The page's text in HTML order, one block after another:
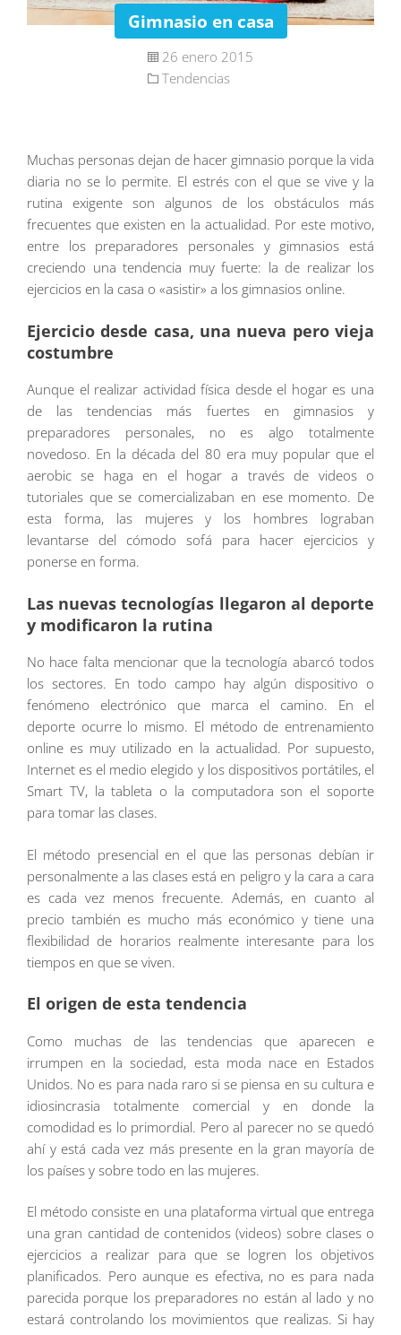
Gimnasio en casa
26 enero 2015
Tendencias
Muchas personas dejan de hacer gimnasio porque la vida
diaria no se lo permite. El estrés con el que se vive y la
rutina exigente son algunos de los obstáculos más
frecuentes que existen en la actualidad. Por este motivo,
entre los preparadores personales y gimnasios está
creciendo una tendencia muy fuerte: la de realizar los
ejercicios en la casa o «asistir» a los gimnasios online.
Ejercicio desde casa, una nueva pero vieja
costumbre
Aunque el realizar actividad física desde el hogar es una
de las tendencias más fuertes en gimnasios y
preparadores personales, no es algo totalmente
novedoso. En la década del 80 era muy popular que el
aerobic se haga en el hogar a través de videos o
tutoriales que se comercializaban en ese momento. De
esta forma, las mujeres y los hombres lograban
levantarse del cómodo sofá para hacer ejercicios y
ponerse en forma.
Las nuevas tecnologías llegaron al deporte
y modificaron la rutina
No hace falta mencionar que la tecnología abarcó todos
los sectores. En todo campo hay algún dispositivo o
fenómeno electrónico que marca el camino. En el
deporte ocurre lo mismo. El método de entrenamiento
online es muy utilizado en la actualidad. Por supuesto,
Internet es el medio elegido y los dispositivos portátiles, el
Smart TV, la tableta o la computadora son el soporte
para tomar las clases.
El método presencial en el que las personas debían ir
personalmente a las clases está en peligro y la cara a cara
es cada vez menos frecuente. Además, en cuanto al
precio también es mucho más económico y tiene una
flexibilidad de horarios realmente interesante para los
tiempos en que se viven.
El origen de esta tendencia
Como muchas de las tendencias que aparecen e
irrumpen en la sociedad, esta moda nace en Estados
Unidos. No es para nada raro si se piensa en su cultura e
idiosincrasia totalmente comercial y en donde la
comodidad es lo primordial. Pero al parecer no se quedó
ahí y está cada vez más presente en la gran mayoría de
los países y sobre todo en las mujeres.
El método consiste en una plataforma virtual que entrega
una gran cantidad de contenidos (videos) sobre clases o
ejercicios a realizar para que se logren los objetivos
planificados. Pero aunque es efectiva, no es para nada
parecida porque los preparadores no están al lado y no
estará controlando los movimientos que realizas. Si hay